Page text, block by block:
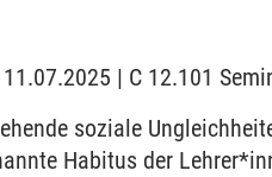
| C 12.101
soziale
Habitus der